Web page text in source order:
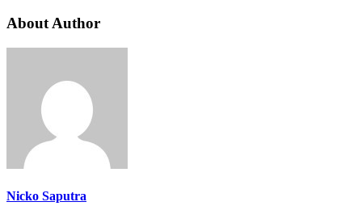
About Author
Nicko Saputra